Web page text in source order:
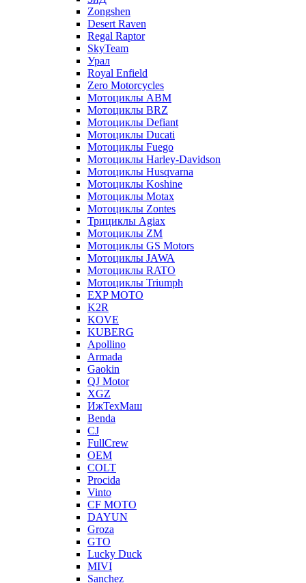
Zongshen
Desert Raven
Regal Raptor
SkyTeam
Урал
Royal Enfield
Zero Motorcycles
Мотоциклы ABM
Мотоциклы BRZ
Мотоциклы Defiant
Мотоциклы Ducati
Мотоциклы Fuego
Мотоциклы Harley-Davidson
Мотоциклы Husqvarna
Мотоциклы Koshine
Мотоциклы Motax
Мотоциклы Zontes
Трициклы Agiax
Мотоциклы ZM
Мотоциклы GS Motors
Мотоциклы JAWA
Мотоциклы RATO
Мотоциклы Triumph
EXP MOTO
K2R
KOVE
KUBERG
Apollino
Armada
Gaokin
QJ Motor
XGZ
ИжТехМаш
Benda
CJ
FullCrew
OEM
COLT
Procida
Vinto
CF MOTO
DAYUN
Groza
GTO
Lucky Duck
MIVI
Sanchez